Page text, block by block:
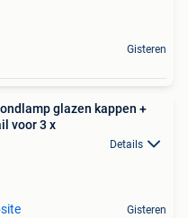
Gisteren
glazen kappen +
voor 3 x
Details
Gisteren